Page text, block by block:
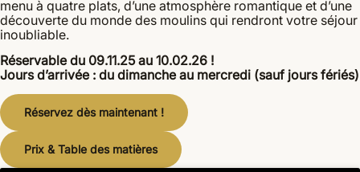
menu à quatre plats, d’une atmosphère romantique et d’une
découverte du monde des moulins qui rendront votre séjour
inoubliable.
Réservable du 09.11.25 au 10.02.26 !
Jours d’arrivée : du dimanche au mercredi (sauf jours fériés)
Réservez dès maintenant !
Prix & Table des matières